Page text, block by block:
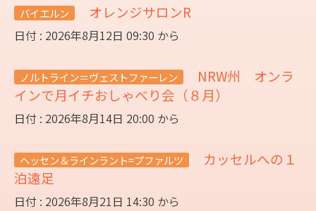
バイエルン オレンジサロンR
日付 : 2026年8月12日 09:30 から
ノルトライン＝ヴェストファーレン
NRW州 オンラ
インで月イチおしゃべり会（８月）
日付 : 2026年8月14日 20:00 から
ヘッセン＆ラインラント=プファルツ
カッセルへの１
泊遠足
日付 : 2026年8月21日 14:30 から